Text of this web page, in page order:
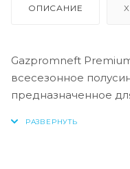
ОПИСАНИЕ
Gazpromneft
всесезонное
предназначенное